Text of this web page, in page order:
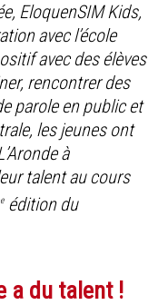
EloquenSIM Kids,
avec l’école
avec des élèves
rencontrer des
parole en public et
les jeunes ont
à
talent au cours
édition du
a du talent !